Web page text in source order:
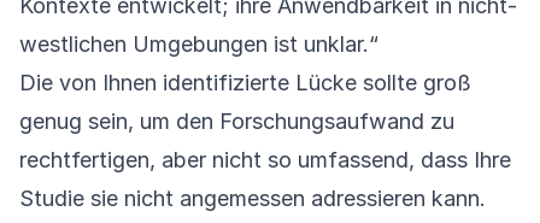
Kontexte entwickelt; ihre Anwendbarkeit in nicht-
westlichen Umgebungen ist unklar.“
Die von Ihnen identifizierte Lücke sollte groß
genug sein, um den Forschungsaufwand zu
rechtfertigen, aber nicht so umfassend, dass Ihre
Studie sie nicht angemessen adressieren kann.